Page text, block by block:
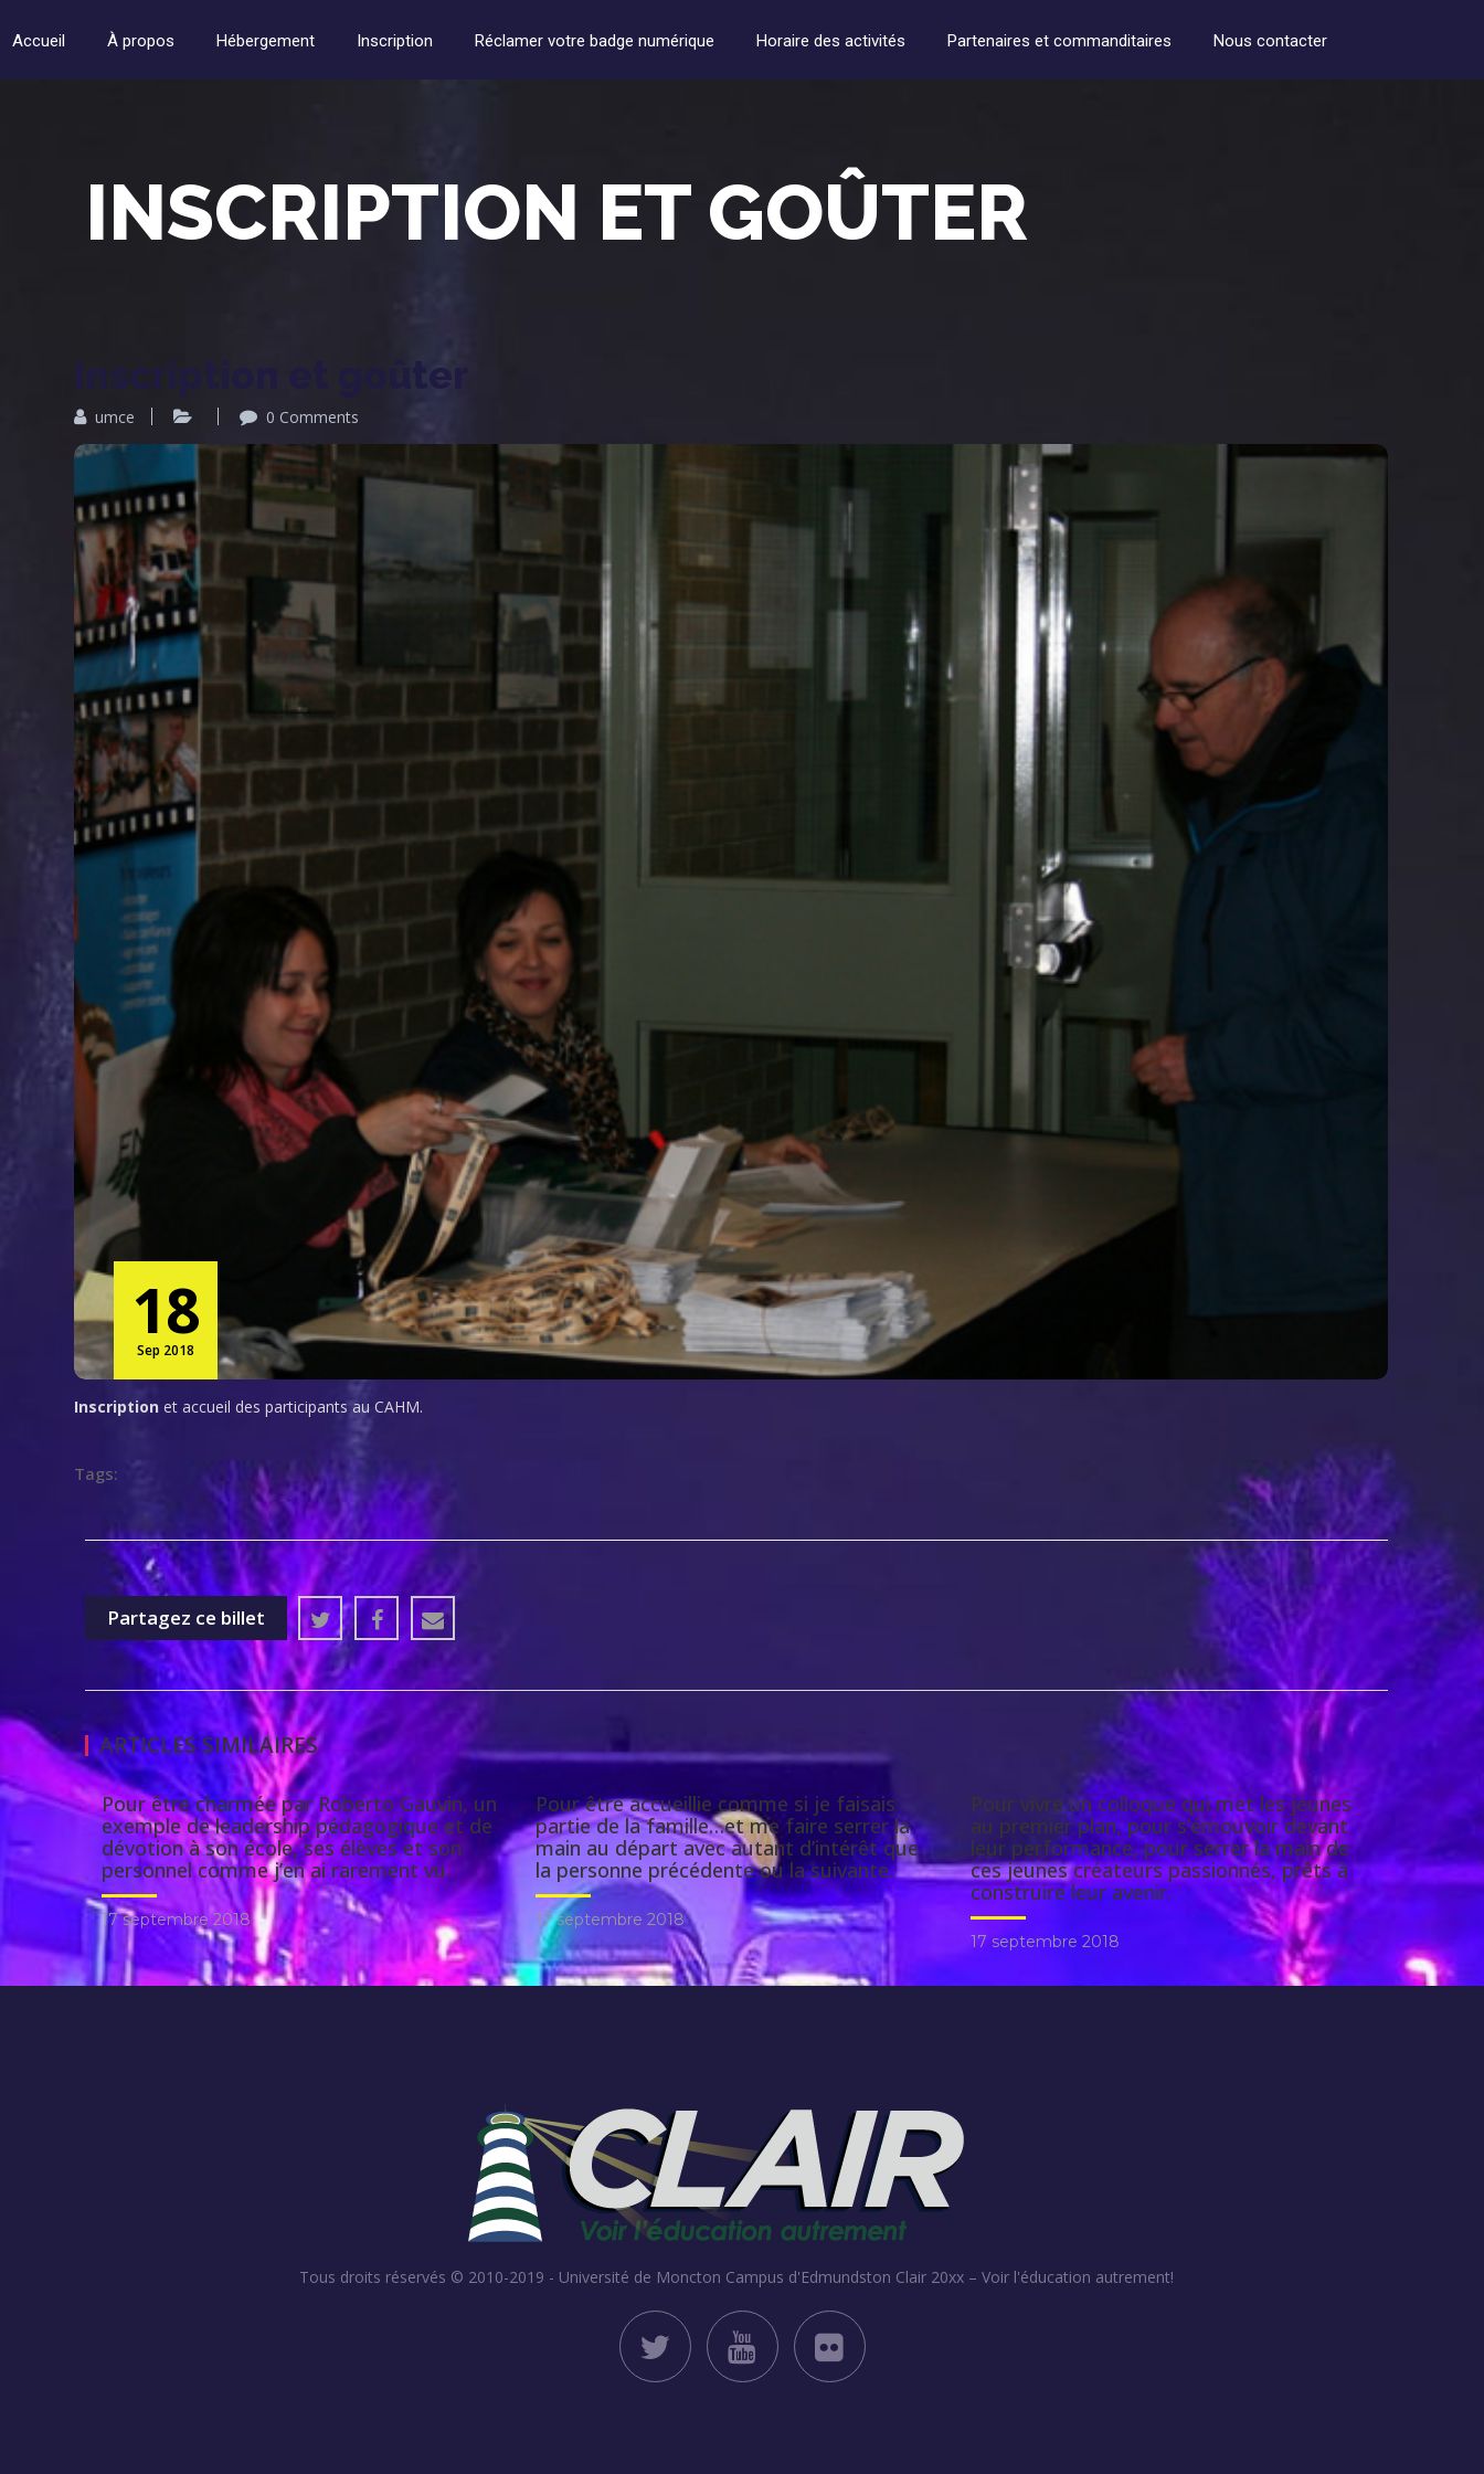
Accueil À propos Hébergement Inscription Réclamer votre badge numérique Horaire des activités Partenaires et commanditaires Nous contacter
INSCRIPTION ET GOÛTER
Inscription et goûter
umce 0 Comments
18
Sep 2018
Inscription et accueil des participants au CAHM.
Tags:
Partagez ce billet
ARTICLES SIMILAIRES
Pour être charmée par Roberto Gauvin, un
exemple de leadership pédagogique et de
dévotion à son école, ses élèves et son
personnel comme j’en ai rarement vu.
17 septembre 2018
Pour être accueillie comme si je faisais
partie de la famille…et me faire serrer la
main au départ avec autant d’intérêt que
la personne précédente ou la suivante.
17 septembre 2018
Pour vivre un colloque qui met les jeunes
au premier plan, pour s’émouvoir devant
leur performance, pour serrer la main de
ces jeunes créateurs passionnés, prêts à
construire leur avenir.
17 septembre 2018
Tous droits réservés © 2010-2019 - Université de Moncton Campus d'Edmundston Clair 20xx – Voir l'éducation autrement!